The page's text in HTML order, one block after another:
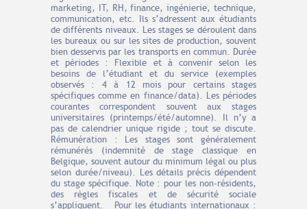
marketing, IT, RH, finance, ingénierie, technique,
communication, etc. Ils s’adressent aux étudiants
de différents niveaux. Les stages se déroulent dans
les bureaux ou sur les sites de production, souvent
bien desservis par les transports en commun. Durée
et périodes : Flexible et à convenir selon les
besoins de l’étudiant et du service (exemples
observés : 4 à 12 mois pour certains stages
spécifiques comme en finance/data). Les périodes
courantes correspondent souvent aux stages
universitaires (printemps/été/automne). Il n’y a
pas de calendrier unique rigide ; tout se discute.
Rémunération : Les stages sont généralement
rémunérés (indemnité de stage classique en
Belgique, souvent autour du minimum légal ou plus
selon durée/niveau). Les détails précis dépendent
du stage spécifique. Note : pour les non-résidents,
des règles fiscales et de sécurité sociale
s’appliquent. Pour les étudiants internationaux :